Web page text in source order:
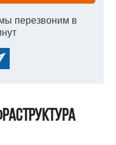
перезвоним в